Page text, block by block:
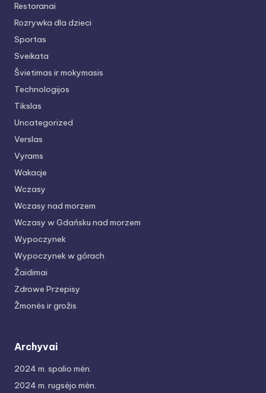
Restoranai
Rozrywka dla dzieci
Sportas
Sveikata
Švietimas ir mokymasis
Technologijos
Tikslas
Uncategorized
Verslas
Vyrams
Wakacje
Wczasy
Wczasy nad morzem
Wczasy w Gdańsku nad morzem
Wypoczynek
Wypoczynek w górach
Žaidimai
Zdrowe Przepisy
Žmonės ir grožis
Archyvai
2024 m. spalio mėn.
2024 m. rugsėjo mėn.